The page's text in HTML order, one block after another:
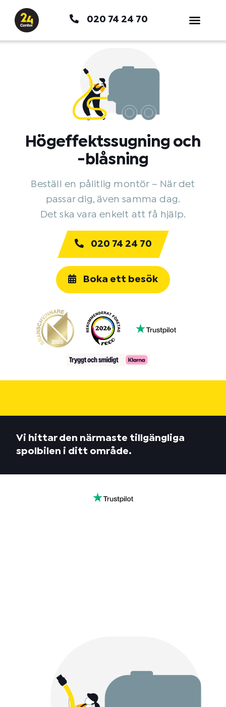
innehåll
020 74 24 70
Högeffektssugning och
-blåsning
Beställ en pålitlig montör – När det
passar dig, även samma dag.
Det ska vara enkelt att få hjälp.
020 74 24 70
Boka ett besök
Vi hittar den närmaste tillgängliga
spolbilen i ditt område.